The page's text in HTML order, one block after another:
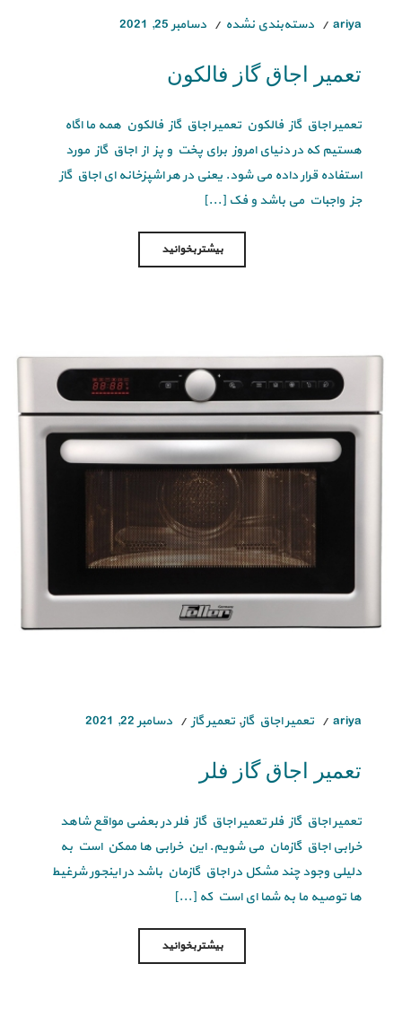
ariya دسته‌بندی نشده دسامبر 25, 2021
تعمیر اجاق گاز فالکون
تعمیر اجاق گاز فالکون تعمیر اجاق گاز فالکون همه ما اگاه
هستیم که در دنیای امروز برای پخت و پز از اجاق گاز مورد
استفاده قرار داده می شود. یعنی در هر اشپزخانه ای اجاق گاز
جز واجبات می باشد و فک [...]
بیشتر بخوانید
ariya تعمیر اجاق گاز, تعمیر گاز دسامبر 22, 2021
تعمیر اجاق گاز فلر
تعمیر اجاق گاز فلر تعمیر اجاق گاز فلر در بعضی مواقع شاهد
خرابی اجاق گازمان می شویم. این خرابی ها ممکن است به
دلیلی وجود چند مشکل در اجاق گازمان باشد در اینجور شرغیط
ها توصیه ما به شما ای است که [...]
بیشتر بخوانید